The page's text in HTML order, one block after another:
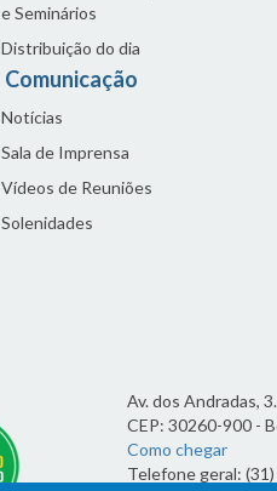
e Seminários
Distribuição do dia
Comunicação
Notícias
Sala de Imprensa
Vídeos de Reuniões
Solenidades
Av. dos Andradas,
CEP: 30260-900 -
Como chegar
Telefone geral: